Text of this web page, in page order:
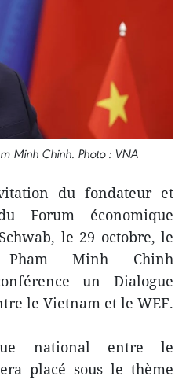
Minh Chinh. Photo : VNA
du fondateur et
Forum économique
le 29 octobre, le
Minh Chinh
un Dialogue
le Vietnam et le WEF.
national entre le
placé sous le thème